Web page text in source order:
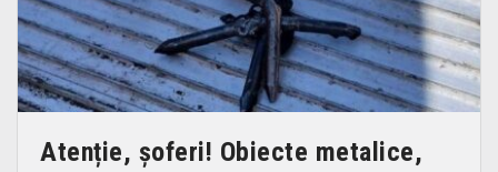
Atenție, șoferi! Obiecte metalice,